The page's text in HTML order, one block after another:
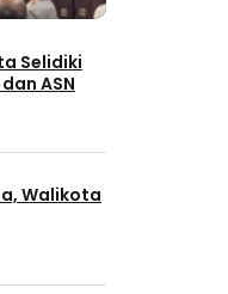
Selidiki
ASN
Walikota